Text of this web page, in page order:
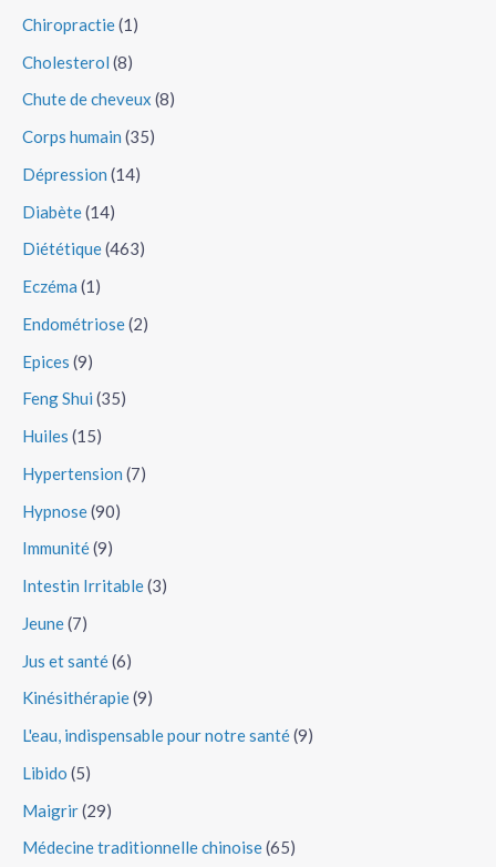
Chiropractie(1)
Cholesterol (8)
Chute de cheveux (8)
Corps humain (35)
Dépression (14)
Diabète(14)
Diététique(463)
Eczéma (1)
Endométriose(2)
Epices (9)
Feng Shui (35)
Huiles (15)
Hypertension (7)
Hypnose(90)
Immunité(9)
Intestin Irritable(3)
Jeune(7)
Jus et santé(6)
Kinésithérapie(9)
L'eau, indispensable pour notre santé(9)
Libido (5)
Maigrir(29)
Médecine traditionnelle chinoise(65)